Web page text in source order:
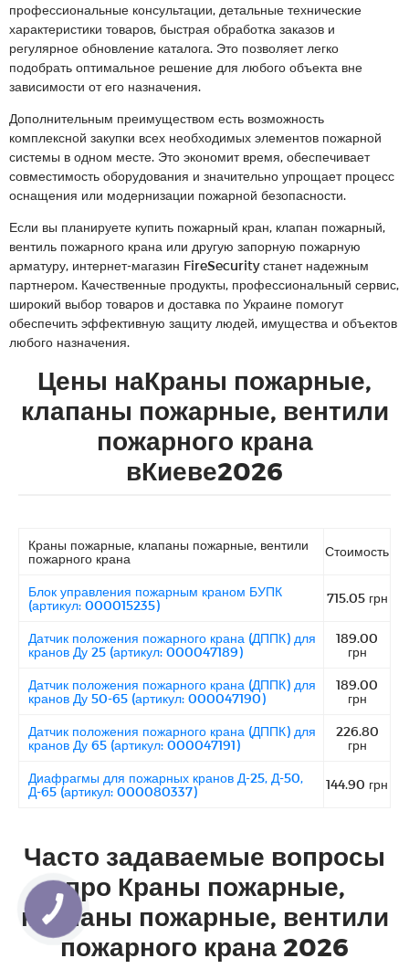
профессиональные консультации, детальные технические
характеристики товаров, быстрая обработка заказов и
регулярное обновление каталога. Это позволяет легко
подобрать оптимальное решение для любого объекта вне
зависимости от его назначения.
Дополнительным преимуществом есть возможность
комплексной закупки всех необходимых элементов пожарной
системы в одном месте. Это экономит время, обеспечивает
совместимость оборудования и значительно упрощает процесс
оснащения или модернизации пожарной безопасности.
Если вы планируете купить пожарный кран, клапан пожарный,
вентиль пожарного крана или другую запорную пожарную
арматуру, интернет-магазин FireSecurity станет надежным
партнером. Качественные продукты, профессиональный сервис,
широкий выбор товаров и доставка по Украине помогут
обеспечить эффективную защиту людей, имущества и объектов
любого назначения.
Цены наКраны пожарные,
клапаны пожарные, вентили
пожарного крана
вКиеве2026
Краны пожарные, клапаны пожарные, вентили
пожарного крана
Стоимость
Блок управления пожарным краном БУПК
(артикул: 000015235)
715.05 грн
Датчик положения пожарного крана (ДППК) для
кранов Ду 25 (артикул: 000047189)
189.00
грн
Датчик положения пожарного крана (ДППК) для
кранов Ду 50-65 (артикул: 000047190)
189.00
грн
Датчик положения пожарного крана (ДППК) для
кранов Ду 65 (артикул: 000047191)
226.80
грн
Диафрагмы для пожарных кранов Д-25, Д-50,
Д-65 (артикул: 000080337)
144.90 грн
Часто задаваемые вопросы
про Краны пожарные,
клапаны пожарные, вентили
пожарного крана 2026